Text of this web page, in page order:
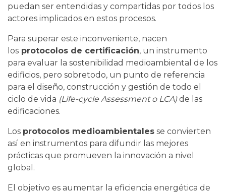
puedan ser entendidas y compartidas por todos los
actores implicados en estos procesos.
Para superar este inconveniente, nacen
los protocolos de certificación, un instrumento
para evaluar la sostenibilidad medioambiental de los
edificios, pero sobretodo, un punto de referencia
para el diseño, construcción y gestión de todo el
ciclo de vida (Life-cycle Assessment o LCA)de las
edificaciones.
Los protocolos medioambientales se convierten
así en instrumentos para difundir las mejores
prácticas que promueven la innovación a nivel
global.
El objetivo es aumentar la eficiencia energética de